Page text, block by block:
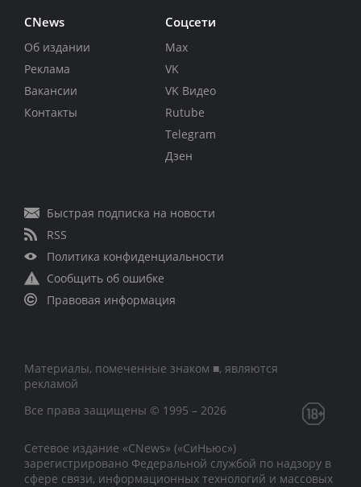
CNews
Об издании
Реклама
Вакансии
Контакты
Соцсети
Max
VK
VK Видео
Rutube
Telegram
Дзен
Быстрая подписка на новости
RSS
Политика конфиденциальности
Сообщить об ошибке
Правовая информация
Материалы, помеченные знаком ■, являются
рекламой
Все права защищены © 1995 – 2026
Сетевое издание «CNews» («СиНьюс»)
зарегистрировано Федеральной службой по надзору в
сфере связи, информационных технологий и массовых